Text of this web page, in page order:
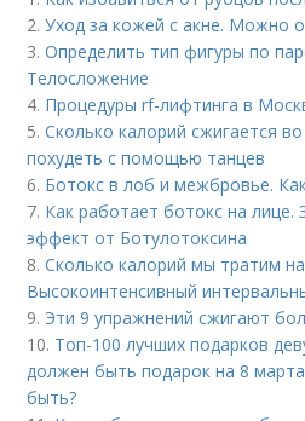
2.Уход за кожей с акне. Можно
3.Определить тип фигуры по
Телосложение
4. Процедуры rf-лифтинга в
5.Сколько калорий сжигается
похудеть с помощью танцев
6. Ботокс в лоб и межбровье.
7. Как работает ботокс на лице.
эффект от Ботулотоксина
8.Сколько калорий мы тратим
Высокоинтенсивный
9. Эти 9 упражнений сжигают
10. Топ-100 лучших подарков
должен быть подарок на 8
быть?